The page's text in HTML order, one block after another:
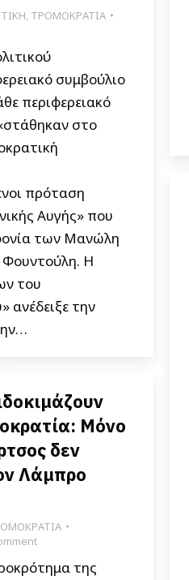
, ΤΡΟΜΟΚΡΑΤΙΑ
συμβούλιο
περιφερειακό
στο
πρόταση
Αυγής» που
των Μανώλη
H
του
ανέδειξε την
Μόνο
δεν
Λάμπρο
της